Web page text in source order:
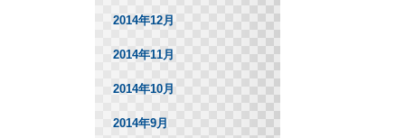
2014年12月
2014年11月
2014年10月
2014年9月